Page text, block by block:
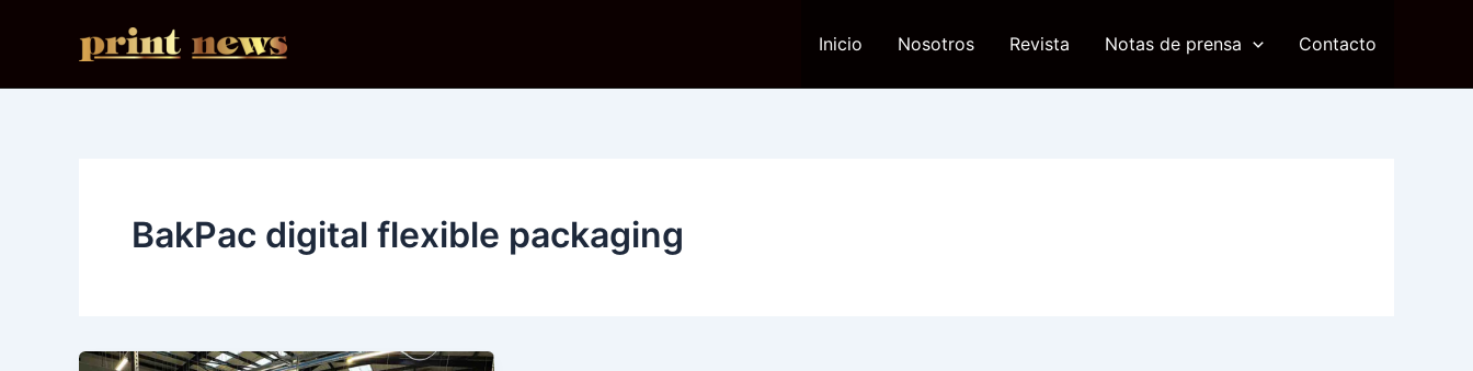
Inicio Nosotros Revista Notas de prensa Contacto
BakPac digital flexible packaging